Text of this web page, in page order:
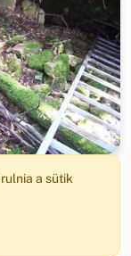
a sütik